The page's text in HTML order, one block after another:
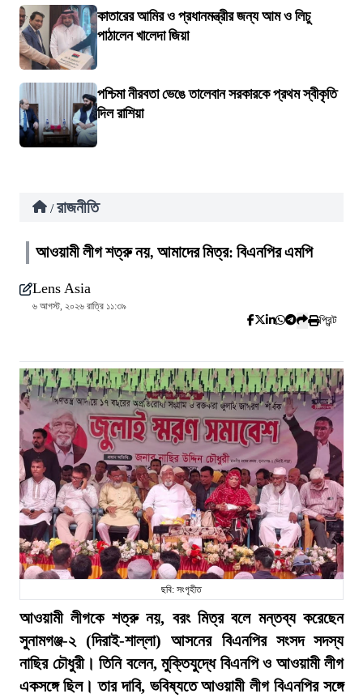
কাতারের আমির ও প্রধানমন্ত্রীর জন্য আম ও লিচু
পাঠালেন খালেদা জিয়া
পশ্চিমা নীরবতা ভেঙে তালেবান সরকারকে প্রথম স্বীকৃতি
দিল রাশিয়া
/ রাজনীতি
আওয়ামী লীগ শত্রু নয়, আমাদের মিত্র: বিএনপির এমপি
Lens Asia
৬ আগস্ট, ২০২৬ রাত্রি ১১:৩৯
প্রিন্ট
ছবি: সংগৃহীত
আওয়ামী লীগকে শত্রু নয়, বরং মিত্র বলে মন্তব্য করেছেন
সুনামগঞ্জ-২ (দিরাই-শাল্লা) আসনের বিএনপির সংসদ সদস্য
নাছির চৌধুরী। তিনি বলেন, মুক্তিযুদ্ধে বিএনপি ও আওয়ামী লীগ
একসঙ্গে ছিল। তার দাবি, ভবিষ্যতে আওয়ামী লীগ বিএনপির সঙ্গে